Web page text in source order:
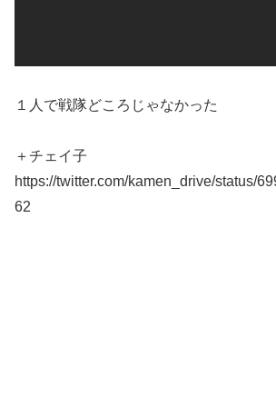
１人で戦隊どころじゃなかった
＋チェイ子
https://twitter.com/kamen_drive/status/
62